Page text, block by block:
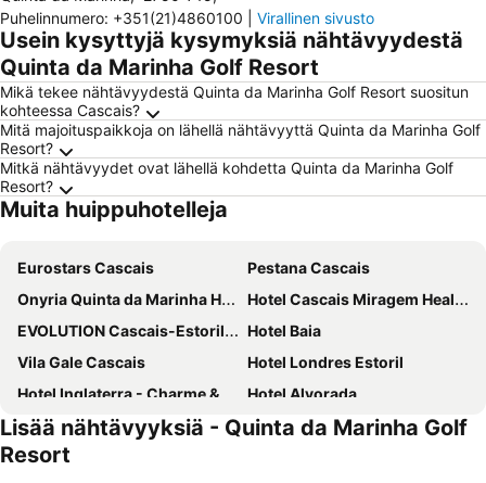
Puhelinnumero: +351(21)4860100 Virallinen sivusto
Usein kysyttyjä kysymyksiä nähtävyydestä
Quinta da Marinha Golf Resort
Mikä tekee nähtävyydestä Quinta da Marinha Golf Resort suositun
kohteessa Cascais?
Mitä majoituspaikkoja on lähellä nähtävyyttä Quinta da Marinha Golf
Resort?
Mitkä nähtävyydet ovat lähellä kohdetta Quinta da Marinha Golf
Resort?
Muita huippuhotelleja
Eurostars Cascais
Pestana Cascais
Onyria Quinta da Marinha Hotel
Hotel Cascais Miragem Health & Spa
EVOLUTION Cascais-Estoril Hotel
Hotel Baia
Vila Gale Cascais
Hotel Londres Estoril
Hotel Inglaterra - Charme & Boutique
Hotel Alvorada
Grande Real Villa Itália Hotel & Spa
Sheraton Cascais Resort
Vila Galé Estoril
Lisää nähtävyyksiä - Quinta da Marinha Golf
Resort